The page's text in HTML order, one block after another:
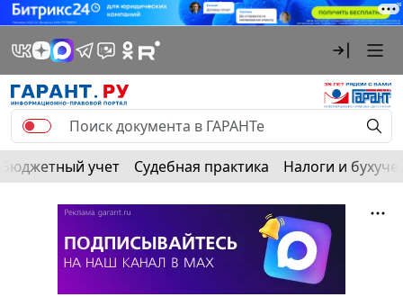
Бюджетный учет Судебная практика Налоги и